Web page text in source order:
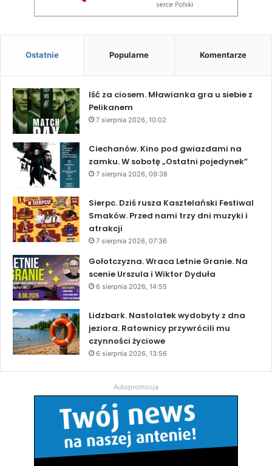
Ostatnie Popularne Komentarze
Iść za ciosem. Mławianka gra u siebie z
Pelikanem
7 sierpnia 2026, 10:02
Ciechanów. Kino pod gwiazdami na
zamku. W sobotę „Ostatni pojedynek”
7 sierpnia 2026, 09:38
Sierpc. Dziś rusza Kasztelański Festiwal
Smaków. Przed nami trzy dni muzyki i
atrakcji
7 sierpnia 2026, 07:36
Gołotczyzna. Wraca Letnie Granie. Na
scenie Urszula i Wiktor Dyduła
6 sierpnia 2026, 14:55
Lidzbark. Nastolatek wydobyty z dna
jeziora. Ratownicy przywrócili mu
czynności życiowe
6 sierpnia 2026, 13:56
Autopromocja